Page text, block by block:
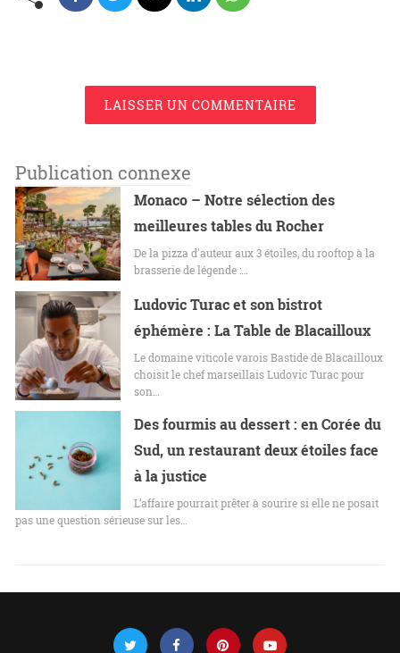
LAISSER UN COMMENTAIRE
Publication connexe
Monaco – Notre sélection des
meilleures tables du Rocher
De la pizza d'auteur aux 3 étoiles, du rooftop à la
brasserie de légende :…
Ludovic Turac et son bistrot
éphémère : La Table de Blacailloux
Le domaine viticole varois Bastide de Blacailloux
choisit le chef marseillais Ludovic Turac pour
son…
Des fourmis au dessert : en Corée du
Sud, un restaurant deux étoiles face
à la justice
L’affaire pourrait prêter à sourire si elle ne posait
pas une question sérieuse sur les…